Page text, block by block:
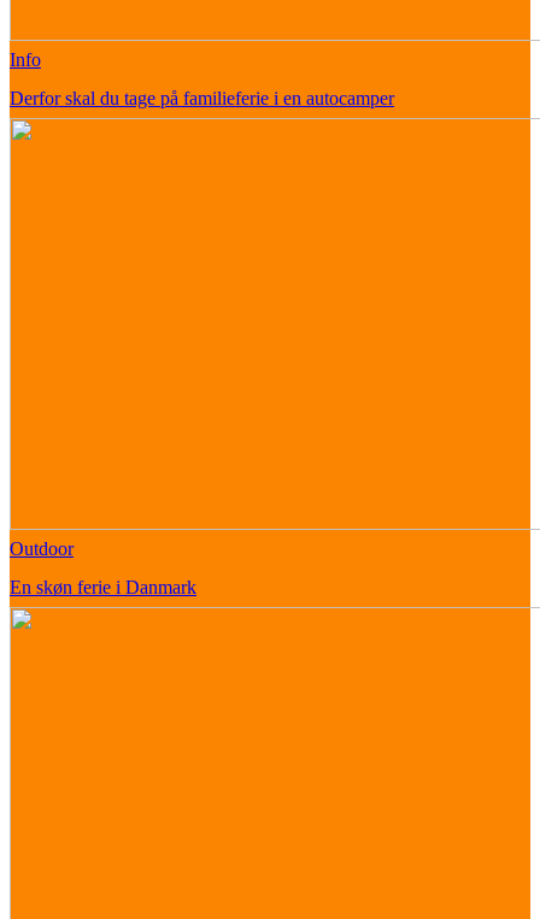
Info
Derfor skal du tage på familieferie i en autocamper
Outdoor
En skøn ferie i Danmark